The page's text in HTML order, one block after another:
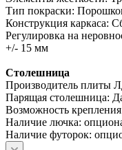
Тип покраски:
Конструкция каркаса:
Регулировка на
+/- 15 мм
Столешница
Производитель плиты
Парящая столешница:
Возможность
Наличие лючка:
Наличие футорок: